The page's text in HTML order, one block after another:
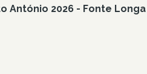
António 2026 - Fonte Longa